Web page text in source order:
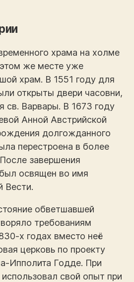
храма на холме
же месте уже
храм. В 1551 году для
открыты двери часовни,
св. Варвары. В 1673 году
Анной Австрийской
долгожданного
перестроена в более
завершения
освящен во имя
Вести.
обветшавшей
требованиям
х годах вместо неё
церковь по проекту
Ипполита Годде. При
свой опыт при